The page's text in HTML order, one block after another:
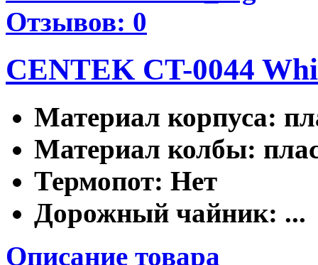
Отзывов: 0
CENTEK CT-0044
Материал корпуса:
Материал колбы:
Термопот: Нет
Дорожный чайник: ...
Описание товара